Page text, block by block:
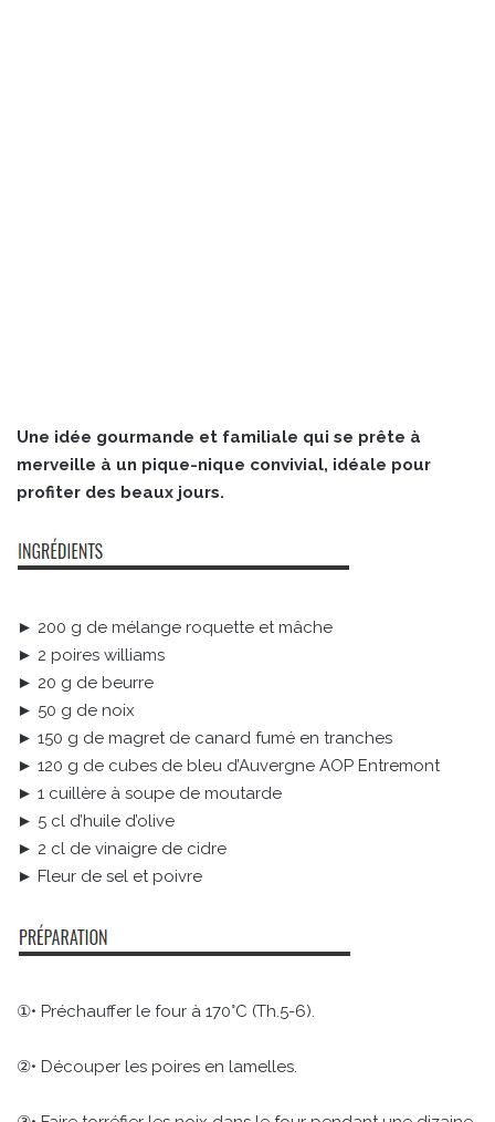
Une idée gourmande et familiale qui se prête à
merveille à un pique-nique convivial, idéale pour
profiter des beaux jours.
► 200 g de mélange roquette et mâche
► 2 poires williams
► 20 g de beurre
► 50 g de noix
► 150 g de magret de canard fumé en tranches
► 120 g de cubes de bleu d’Auvergne AOP Entremont
► 1 cuillère à soupe de moutarde
► 5 cl d’huile d’olive
► 2 cl de vinaigre de cidre
► Fleur de sel et poivre
①• Préchauffer le four à 170°C (Th.5-6).
②• Découper les poires en lamelles.